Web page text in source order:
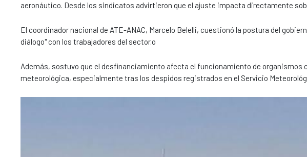
aeronáutico. Desde los sindicatos advirtieron que el ajuste impacta directamente
El coordinador nacional de ATE-ANAC, Marcelo Belelli, cuestionó la postura del
diálogo" con los trabajadores del sector.o
Además, sostuvo que el desfinanciamiento afecta el funcionamiento de organismos
meteorológica, especialmente tras los despidos registrados en el Servicio